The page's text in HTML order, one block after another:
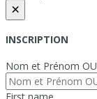
×
INSCRIPTION
Nom et Prénom